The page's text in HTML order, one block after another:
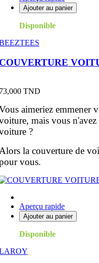
Ajouter au panier
Disponible
TND
aimeriez emmener
mais vous
?
la couverture de
vous.
Aperçu rapide
Ajouter au panier
Disponible